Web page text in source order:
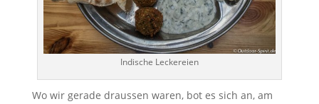
Indische Leckereien
Wo wir gerade draussen waren, bot es sich an, am